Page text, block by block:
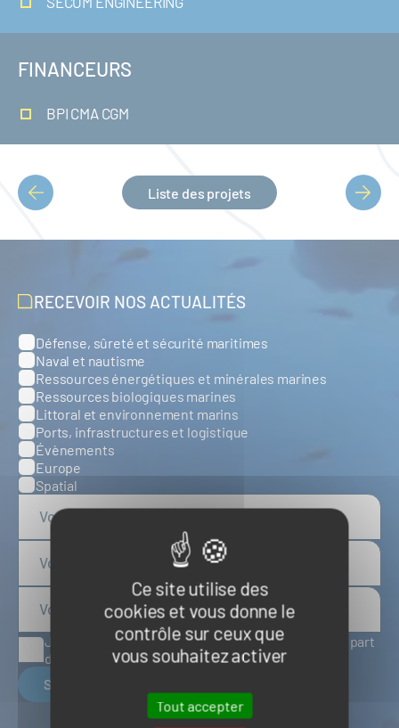
Ce site utilise des
cookies et vous donne le
contrôle sur ceux que
vous souhaitez activer
Tout accepter
FINANCEURS
BPI CMA CGM
PAGINATION
Liste des projets
RECEVOIR NOS ACTUALITÉS
Catégories
Défense, sûreté et sécurité maritimes
Naval et nautisme
Ressources énergétiques et minérales marines
Ressources biologiques marines
Littoral et environnement marins
Ports, infrastructures et logistique
Évènements
Europe
Spatial
J'accepte de recevoir des articles d'actualité de la part
du Pôle Mer Bretagne Atlantique
S'inscrire